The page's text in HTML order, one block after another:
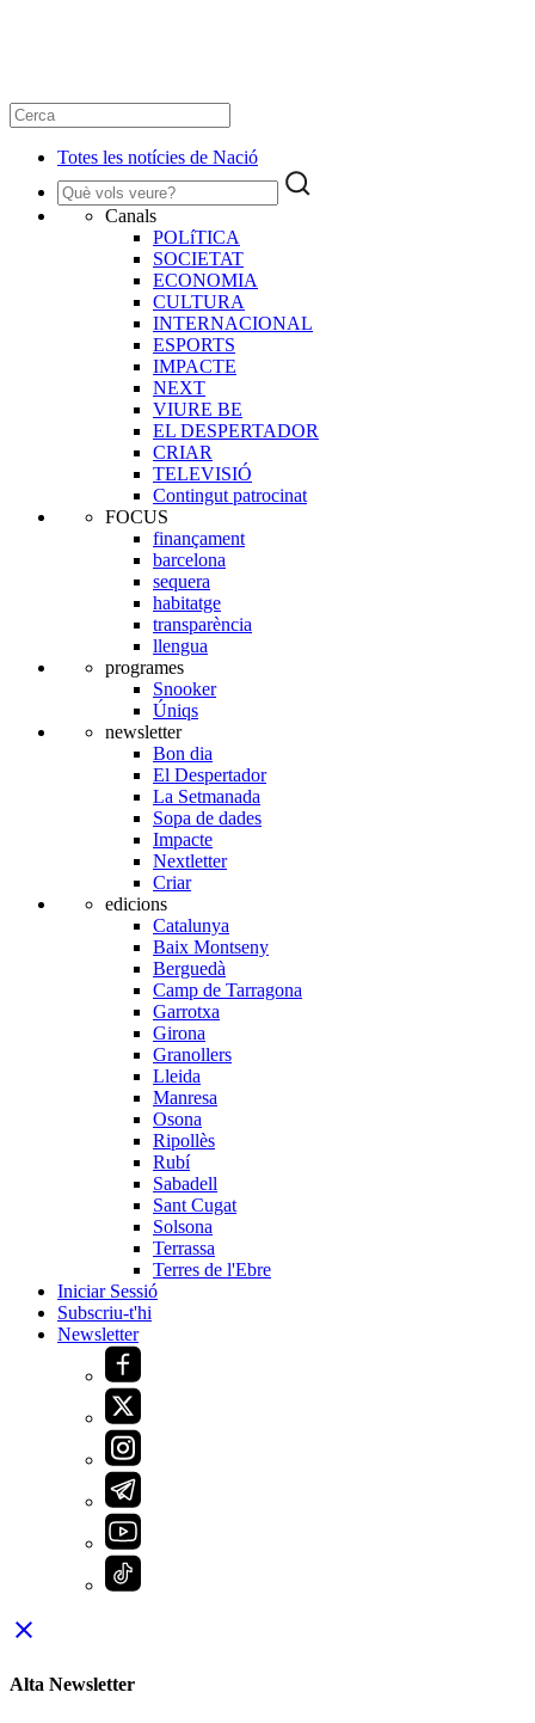
Totes les notícies de Nació
Canals
POLíTICA
SOCIETAT
ECONOMIA
CULTURA
INTERNACIONAL
ESPORTS
IMPACTE
NEXT
VIURE BE
EL DESPERTADOR
CRIAR
TELEVISIÓ
Contingut patrocinat
FOCUS
finançament
barcelona
sequera
habitatge
transparència
llengua
programes
Snooker
Úniqs
newsletter
Bon dia
El Despertador
La Setmanada
Sopa de dades
Impacte
Nextletter
Criar
edicions
Catalunya
Baix Montseny
Berguedà
Camp de Tarragona
Garrotxa
Girona
Granollers
Lleida
Manresa
Osona
Ripollès
Rubí
Sabadell
Sant Cugat
Solsona
Terrassa
Terres de l'Ebre
Iniciar Sessió
Subscriu-t'hi
Newsletter
close
Alta Newsletter